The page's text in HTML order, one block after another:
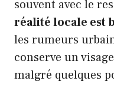
souvent avec le
réalité locale est
les rumeurs
conserve un
malgré quelques